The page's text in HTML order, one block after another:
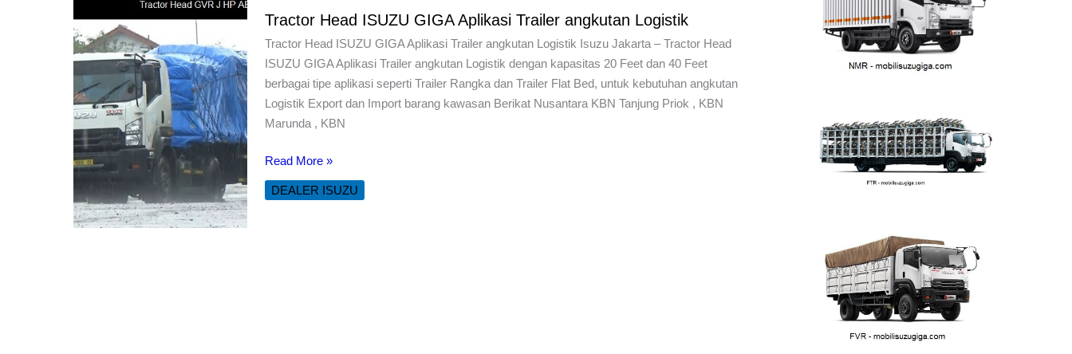
List
Resmi
Isuzu
Astra
Motor
Indonesia
Tractor Head ISUZU GIGA Aplikasi Trailer angkutan Logistik
Tractor Head ISUZU GIGA Aplikasi Trailer angkutan Logistik Isuzu Jakarta – Tractor Head
ISUZU GIGA Aplikasi Trailer angkutan Logistik dengan kapasitas 20 Feet dan 40 Feet
berbagai tipe aplikasi seperti Trailer Rangka dan Trailer Flat Bed, untuk kebutuhan angkutan
Logistik Export dan Import barang kawasan Berikat Nusantara KBN Tanjung Priok , KBN
Marunda , KBN
Tractor
Head
ISUZU
Read More »
DEALER ISUZU